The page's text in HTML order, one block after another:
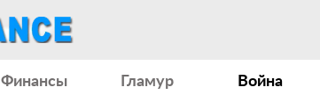
Финансы Гламур Война